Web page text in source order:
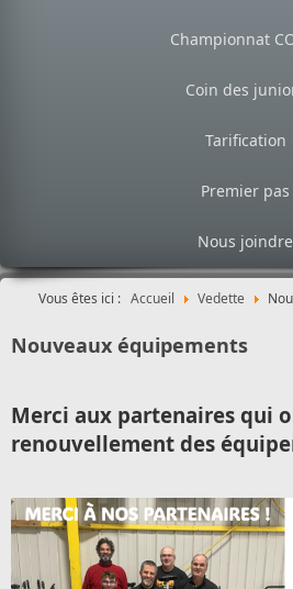
Championnat
Coin des
Tarification
Premier pas
Nous joindre
Vous êtes ici : Accueil Vedette
Nouveaux équipements
Merci aux partenaires qui
renouvellement des